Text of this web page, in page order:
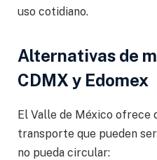
uso cotidiano.
Alternativas de
CDMX y Edomex
El Valle de México ofrece
transporte que pueden
no pueda circular: